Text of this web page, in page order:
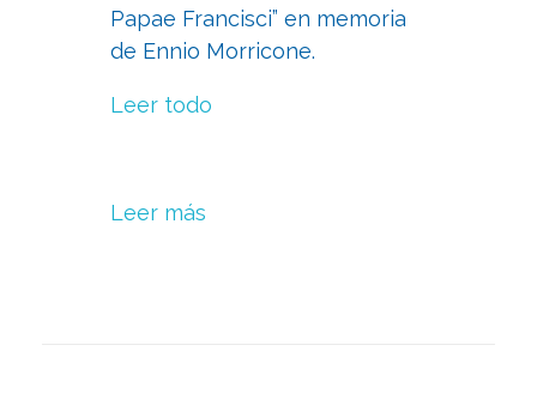
Papae Francisci” en memoria
de Ennio Morricone.
Leer todo
Leer más